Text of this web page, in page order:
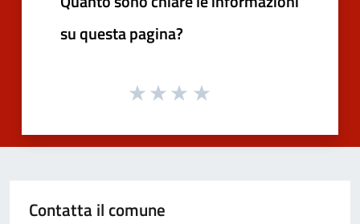
su questa pagina?
Contatta il comune